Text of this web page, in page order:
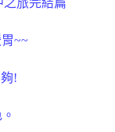
~~
!